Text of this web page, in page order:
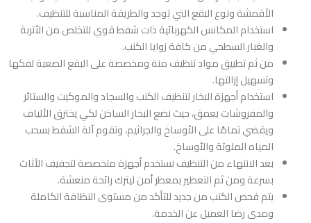
الأقمشة ونوع البقع التي توجد والطريقة المناسبة للتنظيف.
استخدام المكانس الكهربائية ذات شفط قوي للتخلص من الأتربة
والغبار السطحي من كافة زوايا الكنب.
من ثم تطبيق مواد تنظيف منة ومخصصة على البقع الصعبة لفكها
وتسهيل إزالتها.
استخدام أجهزة البخار لتنظيف الكنب والسجاد والموكيت والستائر
والمفروشات بعمق، حيث نضع البخار الساخن لكي يخترق الألياف
ويقضي تمامًا على الأوساخ والجراثيم، وتقوم آلة الشفط بسحب
المياه الملوثة والأوساخ.
بعد الانتهاء من التنظيف نستخدم أجهزة متخصصة لتجفيف الأثاث
بسرعة ومن ثم التعطير بمعطر أمن ليترك رائحة منعشة.
يتم فحص الكنب من جديد للتأكد من مستوى النظافة الكاملة
ومدى رضا العميل عن الخدمة.